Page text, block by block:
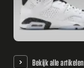
Bekijk alle artikelen